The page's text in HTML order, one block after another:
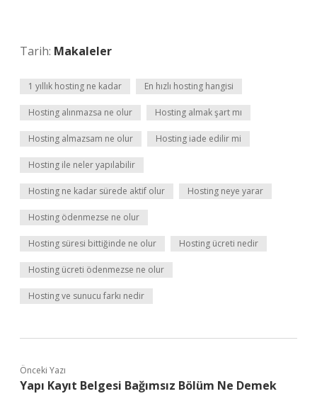
Tarih: Makaleler
1 yıllık hosting ne kadar En hızlı hosting hangisi
Hosting alınmazsa ne olur Hosting almak şart mı
Hosting almazsam ne olur Hosting iade edilir mi
Hosting ile neler yapılabilir
Hosting ne kadar sürede aktif olur Hosting neye yarar
Hosting ödenmezse ne olur
Hosting süresi bittiğinde ne olur Hosting ücreti nedir
Hosting ücreti ödenmezse ne olur
Hosting ve sunucu farkı nedir
Önceki Yazı
Yapı Kayıt Belgesi Bağımsız Bölüm Ne Demek